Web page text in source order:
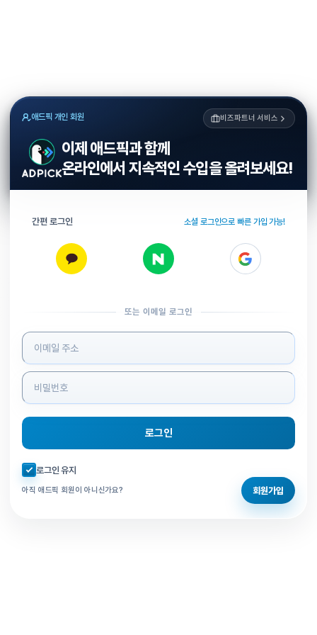
애드픽 개인 회원 비즈파트너 서비스
이제 애드픽과 함께
온라인에서 지속적인 수입을 올려보세요!
간편 로그인 소셜 로그인으로 빠른 가입 가능!
또는 이메일 로그인
로그인 정보 입력
로그인
자동로그인 체크
로그인 유지
아직 애드픽 회원이 아니신가요? 회원가입